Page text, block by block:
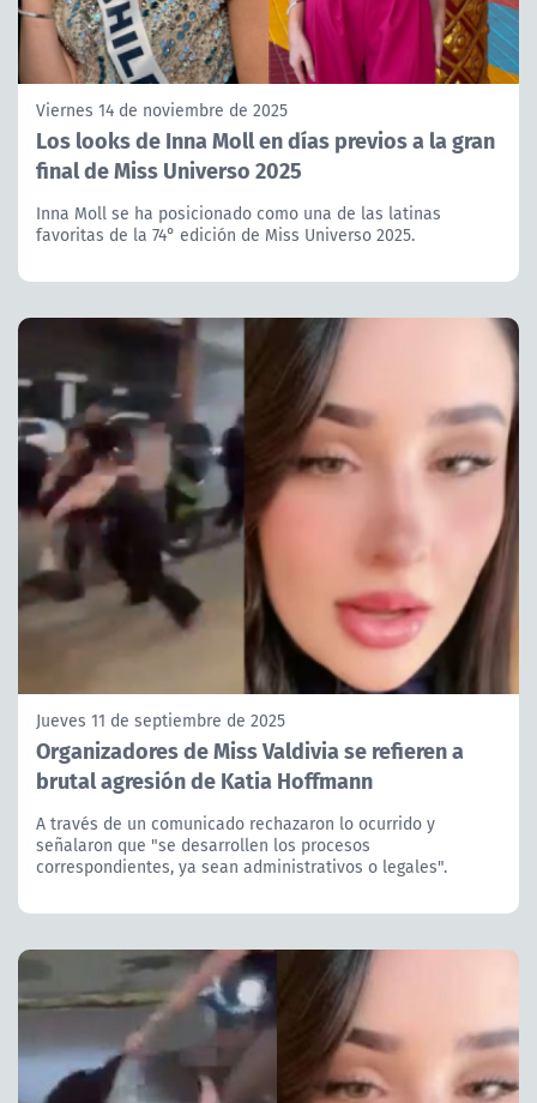
Viernes 14 de noviembre de 2025
Los looks de Inna Moll en días previos a la gran
final de Miss Universo 2025
Inna Moll se ha posicionado como una de las latinas
favoritas de la 74° edición de Miss Universo 2025.
Jueves 11 de septiembre de 2025
Organizadores de Miss Valdivia se refieren a
brutal agresión de Katia Hoffmann
A través de un comunicado rechazaron lo ocurrido y
señalaron que "se desarrollen los procesos
correspondientes, ya sean administrativos o legales".